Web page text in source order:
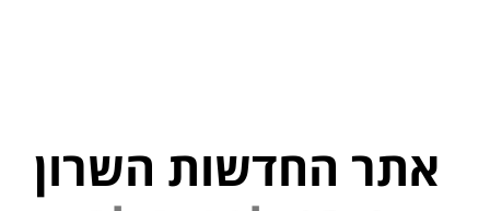
אתר החדשות השרון